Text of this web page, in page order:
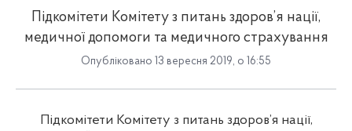
Підкомітети Комітету з питань здоров’я нації,
медичної допомоги та медичного страхування
Опубліковано 13 вересня 2019, о 16:55
Підкомітети Комітету з питань здоров’я нації,